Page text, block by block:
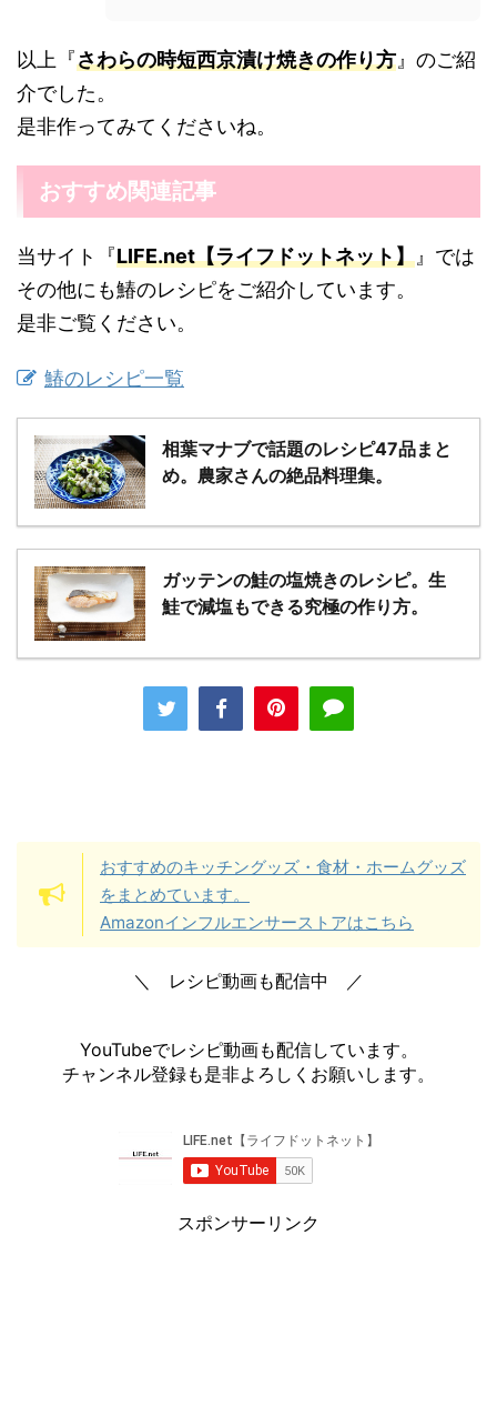
以上『さわらの時短西京漬け焼きの作り方 』のご紹
介でした。
是非作ってみてくださいね。
おすすめ関連記事
当サイト『LIFE.net【ライフドットネット】 』では
その他にも鰆のレシピをご紹介しています。
是非ご覧ください。
鰆のレシピ一覧
相葉マナブで話題のレシピ47品まと
め。農家さんの絶品料理集。
ガッテンの鮭の塩焼きのレシピ。生
鮭で減塩もできる究極の作り方。
おすすめのキッチングッズ・食材・ホームグッズ
をまとめています。
Amazonインフルエンサーストアはこちら
＼ レシピ動画も配信中 ／
YouTubeでレシピ動画も配信しています。
チャンネル登録も是非よろしくお願いします。
スポンサーリンク